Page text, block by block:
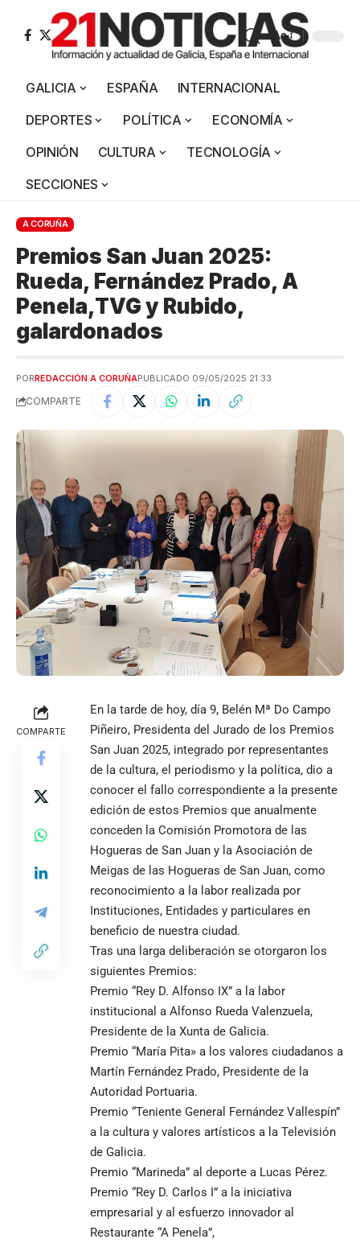
Aa
GALICIA ESPAÑA
INTERNACIONAL
DEPORTES
POLÍTICA
ECONOMÍA
OPINIÓN
CULTURA
TECNOLOGÍA
SECCIONES
A CORUÑA
Premios San Juan 2025:
Rueda, Fernández Prado, A
Penela,TVG y Rubido,
galardonados
PORREDACCIÓN A CORUÑAPUBLICADO 09/05/2025 21:33
COMPARTE
COMPARTE
En la tarde de hoy, día 9, Belén Mª Do Campo
Piñeiro, Presidenta del Jurado de los Premios
San Juan 2025, integrado por representantes
de la cultura, el periodismo y la política, dio a
conocer el fallo correspondiente a la presente
edición de estos Premios que anualmente
conceden la Comisión Promotora de las
Hogueras de San Juan y la Asociación de
Meigas de las Hogueras de San Juan, como
reconocimiento a la labor realizada por
Instituciones, Entidades y particulares en
beneficio de nuestra ciudad.
Tras una larga deliberación se otorgaron los
siguientes Premios:
Premio “Rey D. Alfonso IX” a la labor
institucional a Alfonso Rueda Valenzuela,
Presidente de la Xunta de Galicia.
Premio “María Pita» a los valores ciudadanos a
Martín Fernández Prado, Presidente de la
Autoridad Portuaria.
Premio “Teniente General Fernández Vallespín”
a la cultura y valores artísticos a la Televisión
de Galicia.
Premio “Marineda” al deporte a Lucas Pérez.
Premio “Rey D. Carlos I” a la iniciativa
empresarial y al esfuerzo innovador al
Restaurante “A Penela”,